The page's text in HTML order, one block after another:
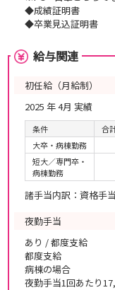
◆成績証明書
◆卒業見込証明書
給与関連
初任給（月給制）
2025 年 4月 実績
条件 合
大卒・病棟勤務
短大／専門卒・
病棟勤務
諸手当内訳：資格手
夜勤手当
あり / 都度支給
都度支給
病棟の場合
夜勤手当1回あたり